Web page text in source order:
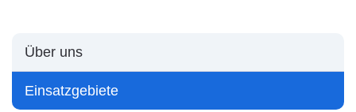
Über uns
Einsatzgebiete